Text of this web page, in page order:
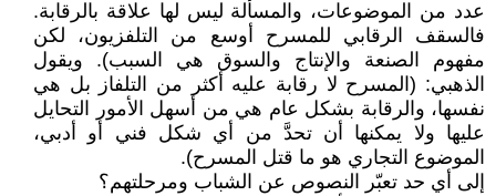
عدد من الموضوعات، والمسألة ليس لها علاقة بالرقابة.
فالسقف الرقابي للمسرح أوسع من التلفزيون، لكن
مفهوم الصنعة والإنتاج والسوق هي السبب). ويقول
الذهبي: (المسرح لا رقابة عليه أكثر من التلفاز بل هي
نفسها، والرقابة بشكل عام هي من أسهل الأمور التحايل
عليها ولا يمكنها أن تحدَّ من أي شكل فني أو أدبي،
الموضوع التجاري هو ما قتل المسرح).
إلى أي حد تعبّر النصوص عن الشباب ومرحلتهم؟